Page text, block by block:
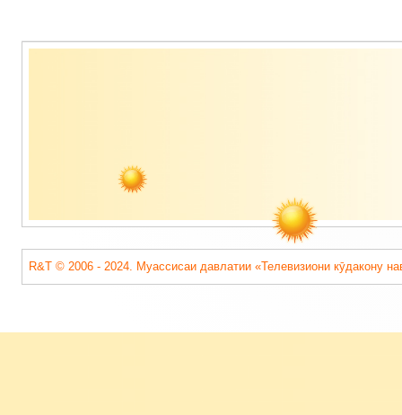
Содержимое
R&T © 2006 - 2024. Муассисаи давлатии «Телевизиони кӯдакону